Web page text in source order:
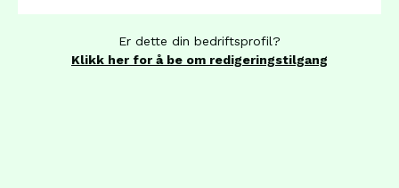
Er dette din bedriftsprofil?
Klikk her for å be om redigeringstilgang